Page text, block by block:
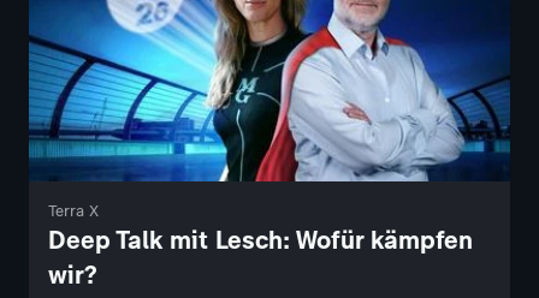
Terra X
Deep Talk mit Lesch: Wofür kämpfen
wir?